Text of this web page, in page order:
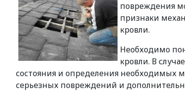
повреждения
признаки
кровли.
Необходимо
кровли. В
состояния и определения необходимых
серьезных повреждений и